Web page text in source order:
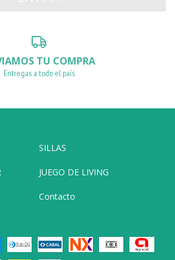
TU COMPRA
Entregas a todo el país
SILLAS
JUEGO DE LIVING
Contacto